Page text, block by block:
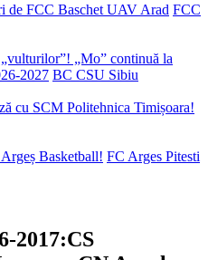
de FCC Baschet UAV Arad FCC
„Mo” continuă la
2027 BC CSU Sibiu
cu SCM Politehnica Timișoara!
Basketball! FC Arges Pitesti
2017:CS